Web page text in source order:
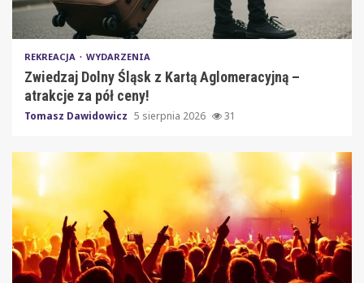
REKREACJA WYDARZENIA
Zwiedzaj Dolny Śląsk z Kartą Aglomeracyjną –
atrakcje za pół ceny!
Tomasz Dawidowicz 5 sierpnia 2026 31